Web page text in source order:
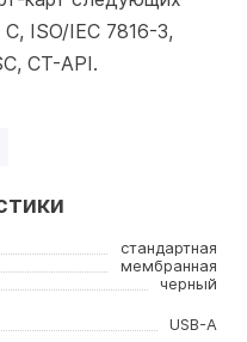
ISO/IEC 7816-3,
CT-API.
стандартная
мембранная
черный
USB-A